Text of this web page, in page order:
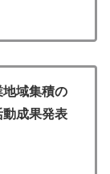
地域集積の
成果発表